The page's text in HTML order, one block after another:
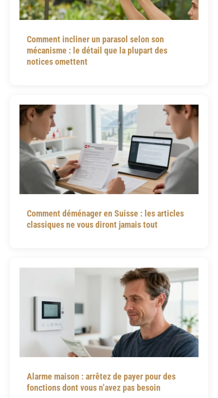
Comment incliner un parasol selon son
mécanisme : le détail que la plupart des
notices omettent
Comment déménager en Suisse : les articles
classiques ne vous diront jamais tout
Alarme maison : arrêtez de payer pour des
fonctions dont vous n’avez pas besoin